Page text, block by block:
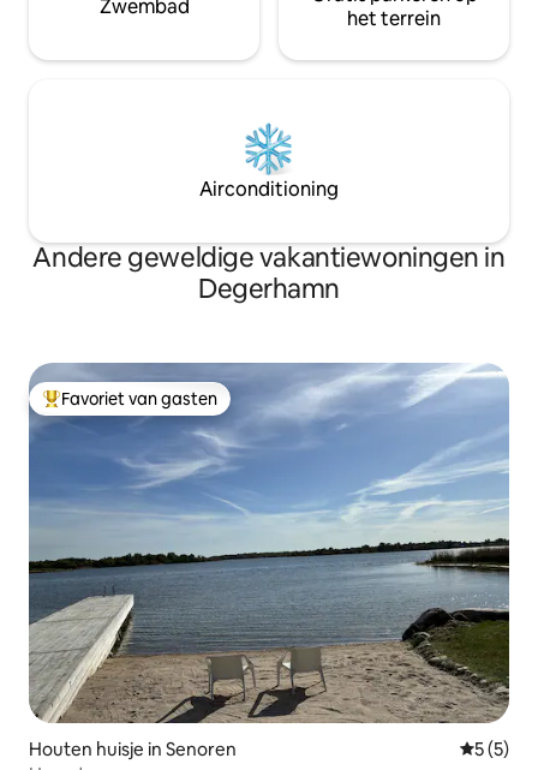
Zwembad
het terrein
Airconditioning
Andere geweldige vakantiewoningen in
Degerhamn
Topfavoriet van gasten
Favoriet van gasten
Houten huisje in Senoren
5 (5)